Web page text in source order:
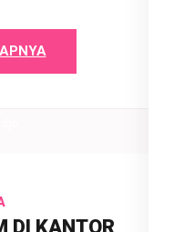
DI KANTOR